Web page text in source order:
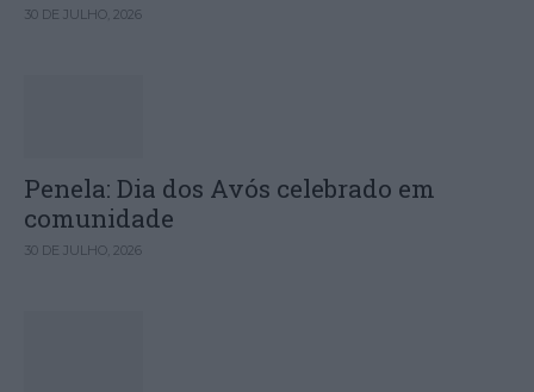
30 DE JULHO, 2026
Penela: Dia dos Avós celebrado em
comunidade
30 DE JULHO, 2026